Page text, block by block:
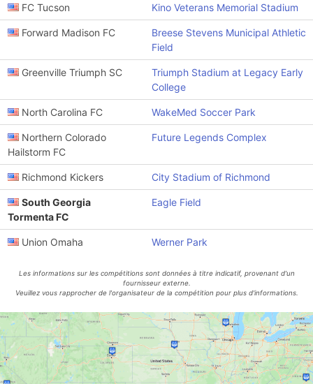
FC Tucson Kino Veterans Memorial Stadium
Forward Madison FC
Breese Stevens Municipal Athletic
Field
Greenville Triumph SC
Triumph Stadium at Legacy Early
College
North Carolina FC WakeMed Soccer Park
Northern Colorado
Hailstorm FC
Future Legends Complex
Richmond Kickers City Stadium of Richmond
South Georgia
Tormenta FC
Eagle Field
Union Omaha Werner Park
Les informations sur les compétitions sont données à titre indicatif, provenant d'un
fournisseur externe.
Veuillez vous rapprocher de l'organisateur de la compétition pour plus d'informations.